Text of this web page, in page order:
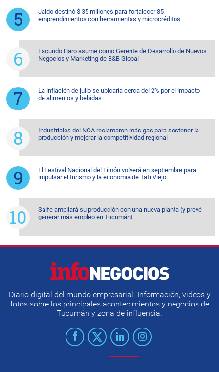
Jaldo destinó $ 35 millones para fortalecer 85
emprendimientos con herramientas y microcréditos
Facundo Haro asume como Gerente de Desarrollo de Nuevos
Negocios y Marketing de B&B Global
La inflación de julio se ubicaría cerca del 2% por el impacto
de alimentos y bebidas
Industriales del NOA reclamaron más gas para sostener la
producción y mejorar la competitividad regional
El Festival Nacional del Limón volverá en septiembre para
impulsar el turismo y la economía de Tafí Viejo
Saife ampliará su producción con una nueva planta (y prevé
generar más empleo en Tucumán)
Diario digital del mundo empresarial. Información, videos y
fotos sobre los principales acontecimientos y negocios de
Tucumán y zona de influencia.